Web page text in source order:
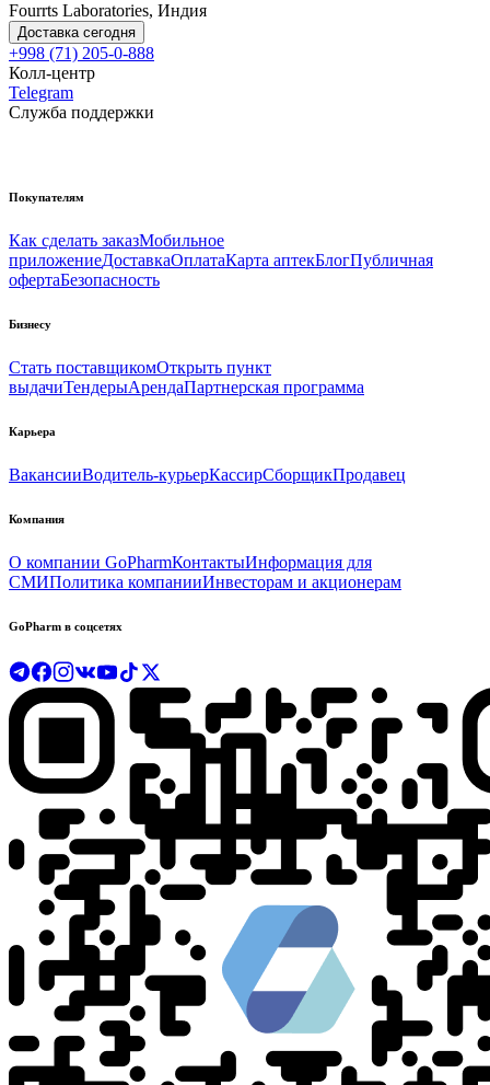
Fourrts Laboratories, Индия
Доставка сегодня
+998 (71) 205-0-888
Колл-центр
Telegram
Служба поддержки
Покупателям
Как сделать заказМобильное
приложениеДоставкаОплатаКарта аптекБлогПубличная
офертаБезопасность
Бизнесу
Стать поставщикомОткрыть пункт
выдачиТендерыАрендаПартнерская программа
Карьера
ВакансииВодитель-курьерКассирСборщикПродавец
Компания
О компании GoPharmКонтактыИнформация для
СМИПолитика компанииИнвесторам и акционерам
GoPharm в соцсетях